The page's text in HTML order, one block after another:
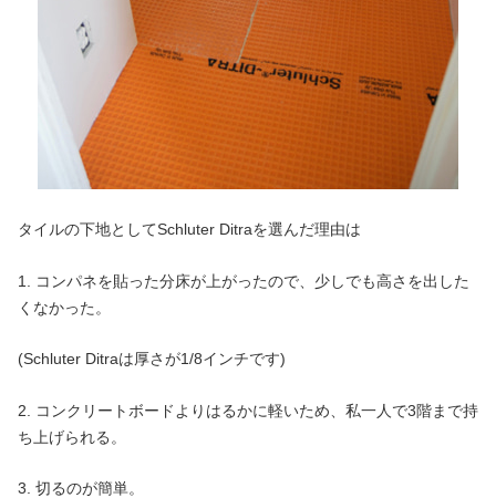
タイルの下地としてSchluter Ditraを選んだ理由は
1. コンパネを貼った分床が上がったので、少しでも高さを出した
くなかった。
(Schluter Ditraは厚さが1/8インチです)
2. コンクリートボードよりはるかに軽いため、私一人で3階まで持
ち上げられる。
3. 切るのが簡単。